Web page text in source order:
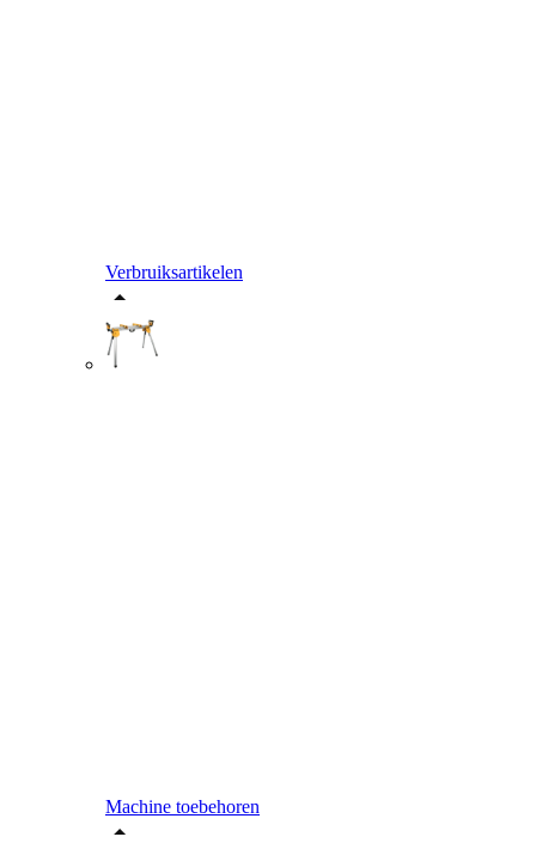
Verbruiksartikelen
Machine toebehoren